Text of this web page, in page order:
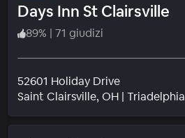
Days Inn St Clairsville
89% | 71 giudizi
52601 Holiday Drive
Saint Clairsville, OH | Triadelphia